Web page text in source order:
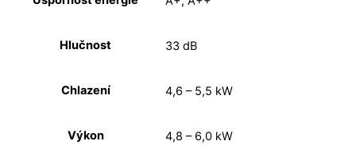
Hlučnost 33 dB
Chlazení 4,6 – 5,5 kW
Výkon 4,8 – 6,0 kW